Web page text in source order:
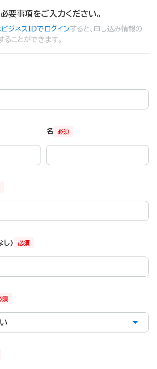
要事項をご入力ください。
ジネスIDでログインすると、申し込み情報の
ることができます。
必須
名
必須
し)
須